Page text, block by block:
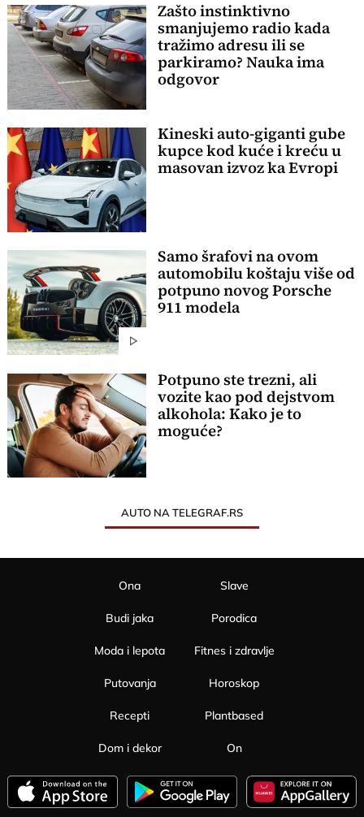
Zašto instinktivno
smanjujemo radio kada
tražimo adresu ili se
parkiramo? Nauka ima
odgovor
Kineski auto-giganti gube
kupce kod kuće i kreću u
masovan izvoz ka Evropi
Samo šrafovi na ovom
automobilu koštaju više od
potpuno novog Porsche
911 modela
Potpuno ste trezni, ali
vozite kao pod dejstvom
alkohola: Kako je to
moguće?
AUTO NA TELEGRAF.RS
Ona
Budi jaka
Moda i lepota
Slave
Porodica
Fitnes i zdravlje
Putovanja
Recepti
Dom i dekor
Horoskop
Plantbased
On